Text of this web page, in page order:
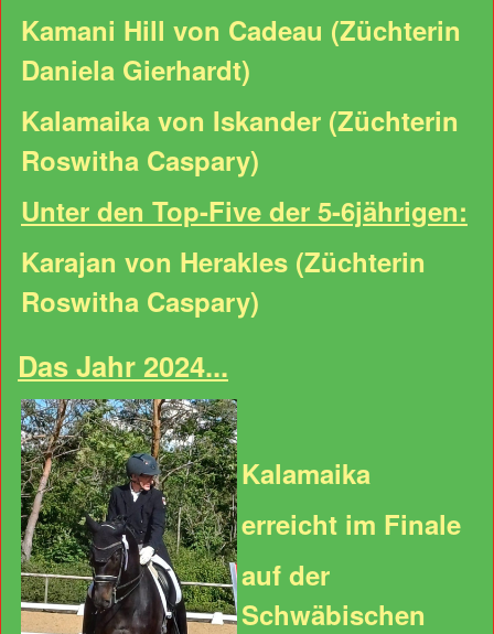
Kamani Hill von Cadeau (Züchterin
Daniela Gierhardt)
Kalamaika von Iskander (Züchterin
Roswitha Caspary)
Unter den Top-Five der 5-6jährigen:
Karajan von Herakles (Züchterin
Roswitha Caspary)
Das Jahr 2024...
Kalamaika
erreicht im Finale
auf der
Schwäbischen